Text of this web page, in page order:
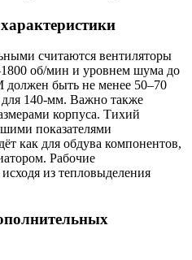
считаются вентиляторы
об/мин и уровнем шума до
быть не менее 50–70
140-мм. Важно также
корпуса. Тихий
показателями
как для обдува компонентов,
Рабочие
из тепловыделения